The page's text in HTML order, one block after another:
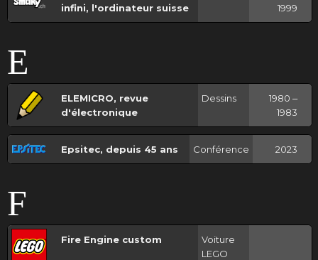
infini, l'ordinateur suisse
1999
E
ELEMICRO, revue
d'électronique
Dessins
1980 ‒
1983
Epsitec, depuis 45 ans Conférence 2023
F
Fire Engine custom
Voiture
LEGO